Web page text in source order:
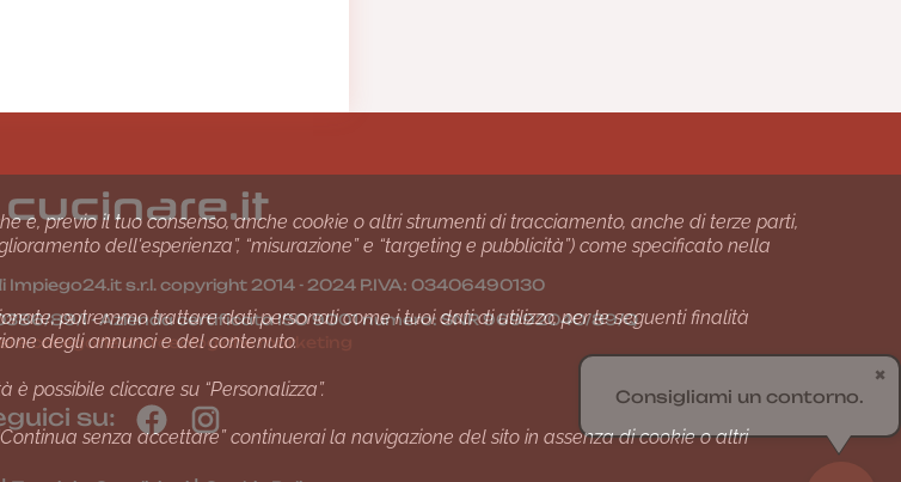
s.r.l. copyright 2014 - 2024 P.IVA: 03406490130
89/I - Azienda certiﬁcata ISO 9001 numero: SNR 96992040/89/Q
e categorie merceologiche marketing
su:
e, previo il tuo consenso, anche cookie o altri strumenti di tracciamento, anche di terze parti,
dell'esperienza”, “misurazione” e “targeting e pubblicità”) come specificato nella
potremmo trattare dati personali come i tuoi dati di utilizzo, per le seguenti finalità
degli annunci e del contenuto.
possibile cliccare su “Personalizza”.
senza accettare” continuerai la navigazione del sito in assenza di cookie o altri
✖
Consigliami un contorno.